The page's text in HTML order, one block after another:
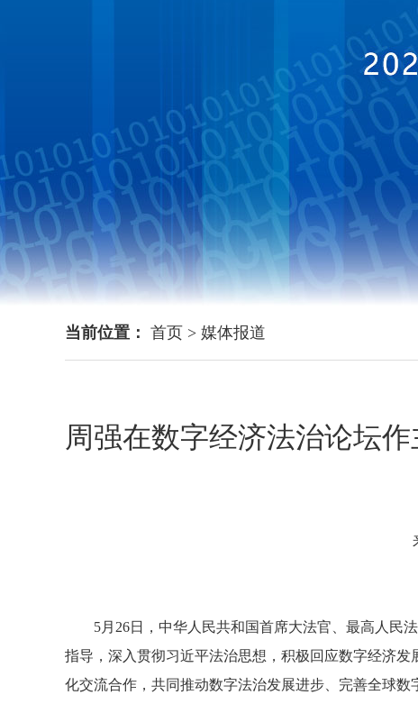
当前位置： 首页 > 媒体报道
周强在数字经济法治论坛
5月26日，中华人民共和国首席大法官、最高人民法
指导，深入贯彻习近平法治思想，积极回应数字经济
化交流合作，共同推动数字法治发展进步、完善全球数